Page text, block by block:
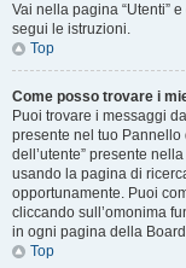
Vai nella pagina “Utenti”
segui le istruzioni.
Top
Come posso trovare i
Puoi trovare i messaggi
presente nel tuo Pannello
dell’utente” presente
usando la pagina di
opportunamente. Puoi
cliccando sull’omonima
in ogni pagina della
Top